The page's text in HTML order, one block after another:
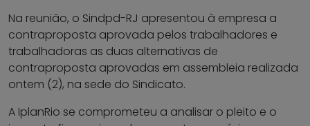
Na reunião, o Sindpd-RJ apresentou à empresa a
contraproposta aprovada pelos trabalhadores e
trabalhadoras as duas alternativas de
contraproposta aprovadas em assembleia realizada
ontem (2), na sede do Sindicato.
A IplanRio se comprometeu a analisar o pleito e o